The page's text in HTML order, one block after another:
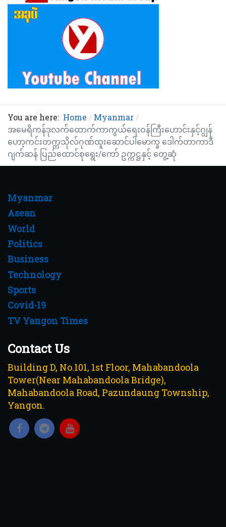
You are here: Home
Myanmar
အမေရိကန်ဒုလက်ထောက်ကာကွယ်ရေးဝန်ကြီးဟောင်းနှင့်ဂျွန်
ဟော့ကင်းတက္ကသိုလ်ဂုဏ်ထူးဆောင်ပါမောက္ခ ဒေါက်တာကာဒီ
ဂျက်ဆန် ပြည်ထောင်စုရွေး/ကော် ဥက္ကဋ္ဌနှင့် တွေ့ဆုံ
Myanmar
Asean
World
Politics
Business
Technology
Sports
Covid-19
TV Yangon Times
Contact Us
Building D, No.101, 1st Floor, Mahabandoola
Tower(Near Mahabandoola Bridge),
Mahabandoola Road, Pazundaung Township,
Yangon.